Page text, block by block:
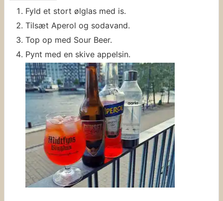
Fyld et stort ølglas med is.
Tilsæt Aperol og sodavand.
Top op med Sour Beer.
Pynt med en skive appelsin.